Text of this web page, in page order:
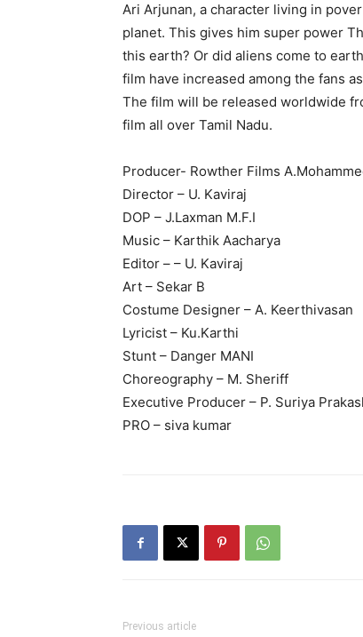
Ari Arjunan, a character living in
planet. This gives him super power
this earth? Or did aliens come to
film have increased among the fans
The film will be released worldwide
film all over Tamil Nadu.
Producer- Rowther Films
Director – U. Kaviraj
DOP – J.Laxman M.F.I
Music – Karthik Aacharya
Editor – – U. Kaviraj
Art – Sekar B
Costume Designer – A. Keerthivasan
Lyricist – Ku.Karthi
Stunt – Danger MANI
Choreography – M. Sheriff
Executive Producer – P. Suriya
PRO – siva kumar
Previous article